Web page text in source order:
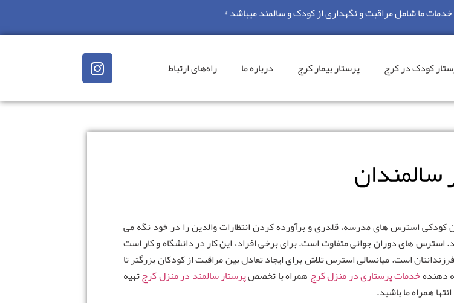
ما شامل مراقبت و نگهداری از کودک و سالمند میباشد *
کودک در کرج پرستار بیمار کرج درباره ما راه‌های ارتباط
استرس های مدرسه، قلدری و برآورده کردن انتظارات والدین را در خود نگه می
های دوران جوانی متفاوت است. برای برخی افراد، این کار در دانشگاه و کار است
است. میانسالی استرس تلاش برای ایجاد تعادل بین مراقبت از کودکان بزرگتر تا
دهندهخدمات پرستاری در منزل کرجهمراه با تخصصپرستار سالمند در منزل کرجتهیه